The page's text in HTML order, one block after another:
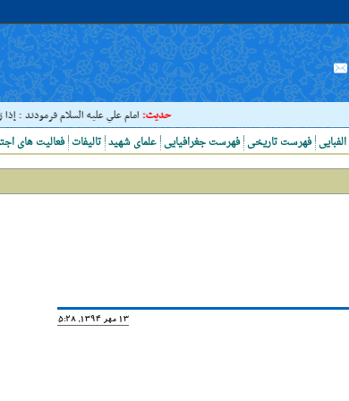
حدیث:امام علي عليه السلام فرمودند : إذا
فعالیت های تالیفات علمای شهید فهرست جغرافیایی فهرست تاریخی
13 مهر 1394, 15:28